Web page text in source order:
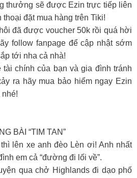
thưởng sẽ được Ezin trực tiếp liên
thoại đặt mua hàng trên Tiki!
đã được voucher 50k rồi quá hời
follow fanpage để cập nhật sớm
tới nha cả nhà!
tài chính của bạn và gia đình tránh
ra hãy mua bảo hiểm ngay Ezin
BÀI “TIM TAN”
lên xe anh đèo Lèn ơi! Anh nhất
em cả “đường đi lối về”.
qua chở Highlands đi dạo phố